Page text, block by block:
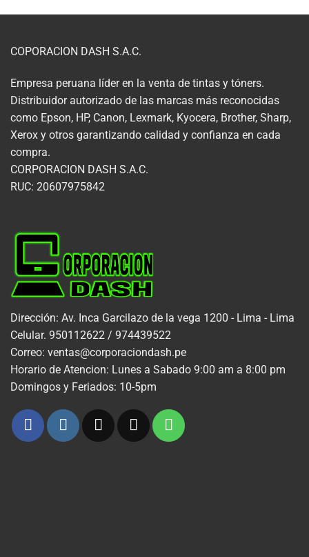
COPORACION DASH S.A.C.
Empresa peruana líder en la venta de tintas y tóners.
Distribuidor autorizado de las marcas más reconocidas
como Epson, HP, Canon, Lexmark, Kyocera, Brother, Sharp,
Xerox y otros garantizando calidad y confianza en cada
compra.
CORPORACION DASH S.A.C.
RUC: 20607975842
Dirección: Av. Inca Garcilazo de la vega 1200 - Lima - Lima
Celular. 950112622 / 974439522
Correo: ventas@corporaciondash.pe
Horario de Atencion: Lunes a Sabado 9:00 am a 8:00 pm
Domingos y Feriados: 10-5pm